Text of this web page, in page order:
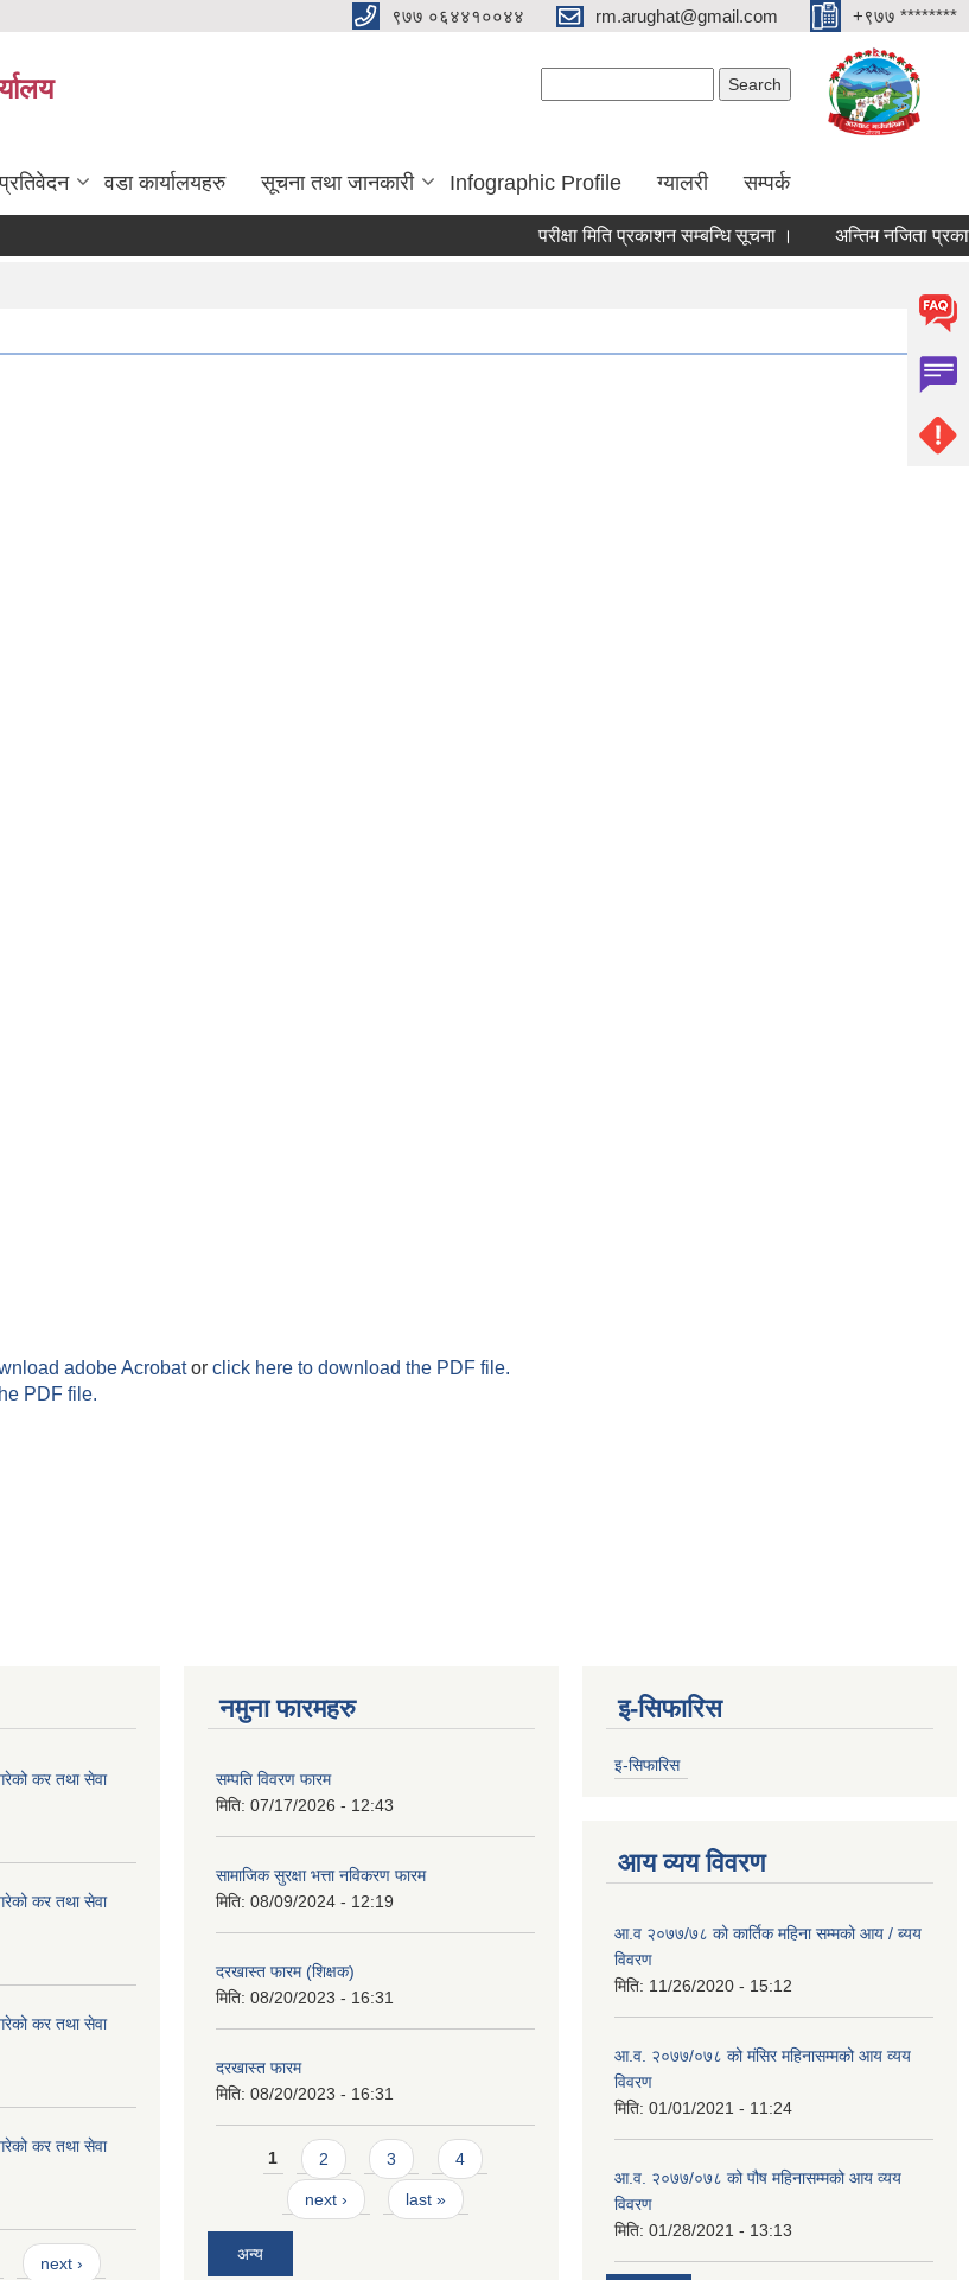
९७७ ०६४४१००४४ rm.arughat@gmail.com +९७७ ********
प्रतिवेदन वडा कार्यालयहरु सूचना तथा जानकारी Infographic Profile ग्यालरी सम्पर्क
परीक्षा मिति प्रकाशन सम्बन्धि सूचना । अन्तिम नजिता प्रकाशन
adobe Acrobator click here to download the PDF file.
PDF file.
कर तथा सेवा
कर तथा सेवा
कर तथा सेवा
कर तथा सेवा
next ›
नमुना फारमहरु
सम्पति विवरण फारम
मिति: 07/17/2026 - 12:43
सामाजिक सुरक्षा भत्ता नविकरण फारम
मिति: 08/09/2024 - 12:19
दरखास्त फारम (शिक्षक)
मिति: 08/20/2023 - 16:31
दरखास्त फारम
मिति: 08/20/2023 - 16:31
Pages
1 2 3 4
next › last »
अन्य
इ-सिफारिस
इ-सिफारिस
आय व्यय विवरण
आ.व २०७७/७८ को कार्तिक महिना सम्मको आय / ब्यय
विवरण
मिति: 11/26/2020 - 15:12
आ.व. २०७७/०७८ को मंसिर महिनासम्मको आय व्यय
विवरण
मिति: 01/01/2021 - 11:24
आ.व. २०७७/०७८ को पौष महिनासम्मको आय व्यय
विवरण
मिति: 01/28/2021 - 13:13